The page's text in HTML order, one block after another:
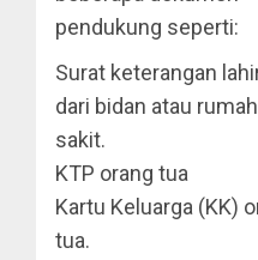
pendukung seperti:
Surat keterangan
dari bidan atau rumah
sakit.
KTP orang tua
Kartu Keluarga (KK)
tua.